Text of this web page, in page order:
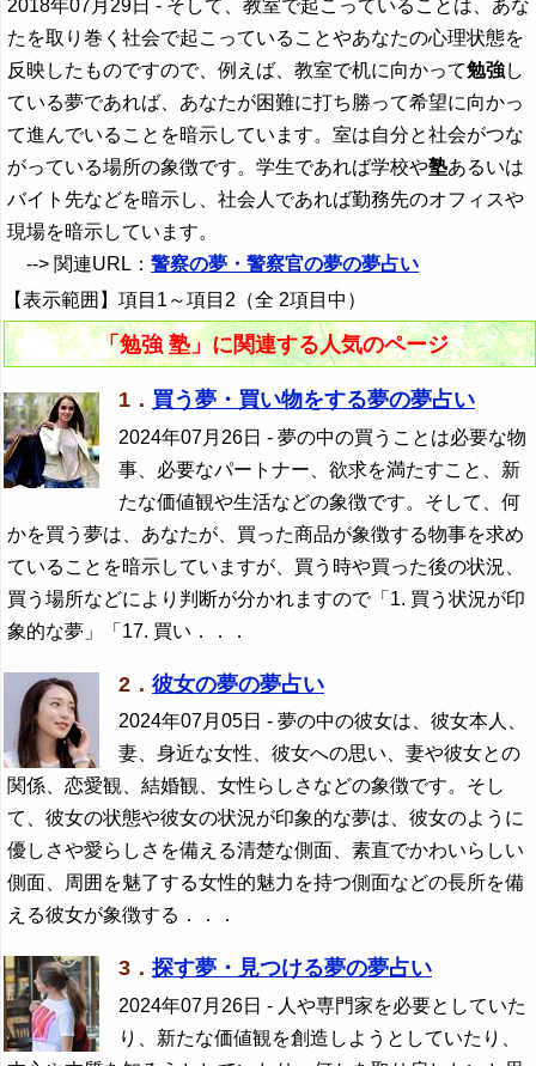
2018年07月29日 - そして、教室で起こっていることは、あな
たを取り巻く社会で起こっていることやあなたの心理状態を
反映したものですので、例えば、教室で机に向かって勉強し
ている夢であれば、あなたが困難に打ち勝って希望に向かっ
て進んでいることを暗示しています。室は自分と社会がつな
がっている場所の象徴です。学生であれば学校や塾あるいは
バイト先などを暗示し、社会人であれば勤務先のオフィスや
現場を暗示しています。
--> 関連URL：警察の夢・警察官の夢の夢占い
【表示範囲】項目1～項目2（全 2項目中）
「勉強 塾」に関連する人気のページ
1． 買う夢・買い物をする夢の夢占い
2024年07月26日 - 夢の中の買うことは必要な物
事、必要なパートナー、欲求を満たすこと、新
たな価値観や生活などの象徴です。そして、何
かを買う夢は、あなたが、買った商品が象徴する物事を求め
ていることを暗示していますが、買う時や買った後の状況、
買う場所などにより判断が分かれますので「1. 買う状況が印
象的な夢」「17. 買い．．．
2． 彼女の夢の夢占い
2024年07月05日 - 夢の中の彼女は、彼女本人、
妻、身近な女性、彼女への思い、妻や彼女との
関係、恋愛観、結婚観、女性らしさなどの象徴です。そし
て、彼女の状態や彼女の状況が印象的な夢は、彼女のように
優しさや愛らしさを備える清楚な側面、素直でかわいらしい
側面、周囲を魅了する女性的魅力を持つ側面などの長所を備
える彼女が象徴する．．．
3． 探す夢・見つける夢の夢占い
2024年07月26日 - 人や専門家を必要としていた
り、新たな価値観を創造しようとしていたり、